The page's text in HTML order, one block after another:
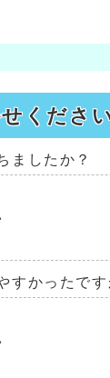
くださ
ましたか？
すかったです